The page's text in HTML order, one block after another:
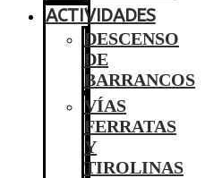
ACTIVIDADES
DESCENSO
DE
BARRANCOS
VÍAS
FERRATAS
Y
TIROLINAS